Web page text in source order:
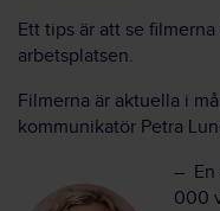
Ett tips är att se
arbetsplatsen.
Filmerna är aktuella i
kommunikatör Petra
– En
000